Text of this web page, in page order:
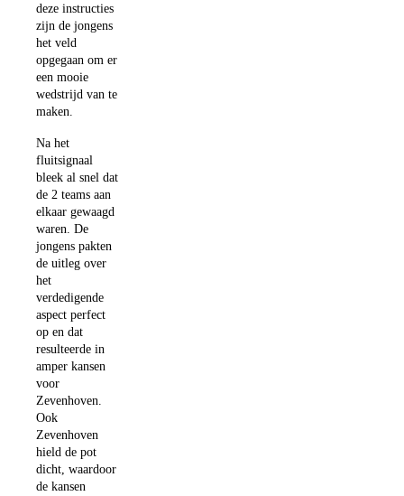
deze instructies
zijn de jongens
het veld
opgegaan om er
een mooie
wedstrijd van te
maken.
Na het
fluitsignaal
bleek al snel dat
de 2 teams aan
elkaar gewaagd
waren. De
jongens pakten
de uitleg over
het
verdedigende
aspect perfect
op en dat
resulteerde in
amper kansen
voor
Zevenhoven.
Ook
Zevenhoven
hield de pot
dicht, waardoor
de kansen